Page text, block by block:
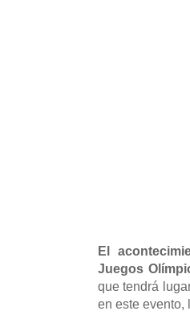
El
Juegos
que tendrá
en este evento,